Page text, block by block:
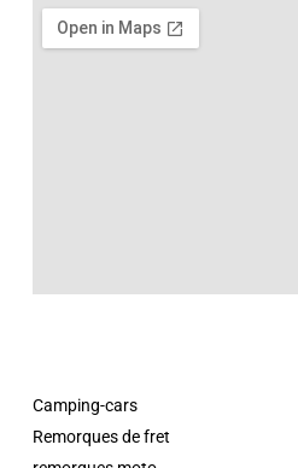
Camping-cars
Remorques de fret